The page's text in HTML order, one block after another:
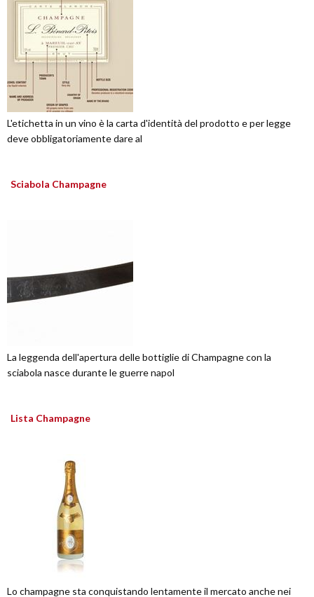
L'etichetta in un vino è la carta d'identità del prodotto e per legge
deve obbligatoriamente dare al
Sciabola Champagne
La leggenda dell'apertura delle bottiglie di Champagne con la
sciabola nasce durante le guerre napol
Lista Champagne
Lo champagne sta conquistando lentamente il mercato anche nei